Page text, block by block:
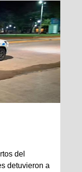
del
detuvieron a